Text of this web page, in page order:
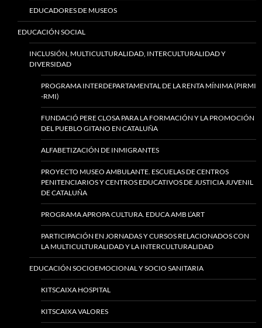
EDUCADORES DE MUSEOS
EDUCACIÓN SOCIAL
INCLUSIÓN, MULTICULTURALIDAD, INTERCULTURALIDAD Y
DIVERSIDAD
PROGRAMA INTERDEPARTAMENTAL DE LA RENTA MÍNIMA (PIRMI
-RMI)
FUNDACIÓ PERE CLOSA PARA LA FORMACIÓN Y LA PROMOCIÓN
DEL PUEBLO GITANO EN CATALUÑA
ALFABETIZACIÓN DE INMIGRANTES
PROYECTO MUSEO AMBULANTE. ESCUELAS DE CENTROS
PENITENCIARIOS Y CENTROS EDUCATIVOS DE JUSTICIA JUVENIL
DE CATALUÑA
PROGRAMA APROPA CULTURA. EDUCA AMB L’ART
PARTICIPACIÓN EN JORNADAS Y CURSOS RELACIONADOS CON
LA MULTICULTURALIDAD Y LA INTERCULTURALIDAD
EDUCACIÓN SOCIOEMOCIONAL Y SOCIO SANITARIA
KITSCAIXA HOSPITAL
KITSCAIXA VALORES